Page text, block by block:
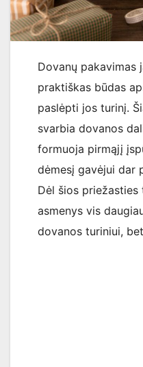
Dovanų pakavimas
praktiškas būdas
paslėpti jos turinį.
svarbia dovanos
formuoja pirmąjį
dėmesį gavėjui dar
Dėl šios
asmenys vis
dovanos turiniui,